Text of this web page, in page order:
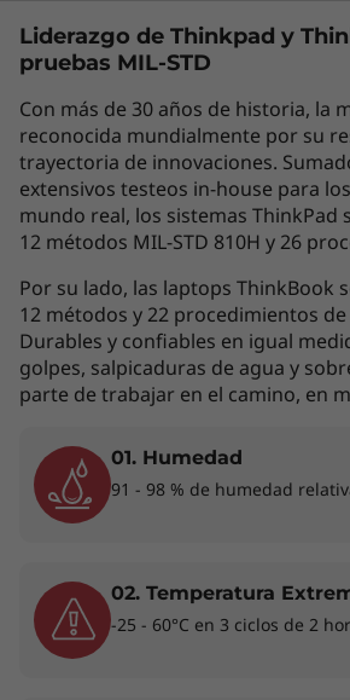
AÚN MEJOR QUE
Cuando sabes,
La ThinkPad X1 Carbon Gen 14
una Copilot+ PC con
Core™ Ultra Series 3, NPU de
procesamiento de IA local sin
nube. Con un peso inicial
una de las laptops
ligeras disponibles. Su
carbono de base 100%
resistencia certificada MIL-
perfil ultradelgado
Liderazgo de Thinkpad y
pruebas MIL-STD
Con más de 30 años de historia, la
reconocida mundialmente por su
trayectoria de innovaciones.
extensivos testeos in-house para
mundo real, los sistemas ThinkPad
12 métodos MIL-STD 810H y 26
Por su lado, las laptops ThinkBook
12 métodos y 22 procedimientos de
Durables y confiables en igual
golpes, salpicaduras de agua y
parte de trabajar en el camino, en
01. Humedad
91 - 98 % de humedad
02. Temperatura
-25 - 60°C en 3 ciclos de 2